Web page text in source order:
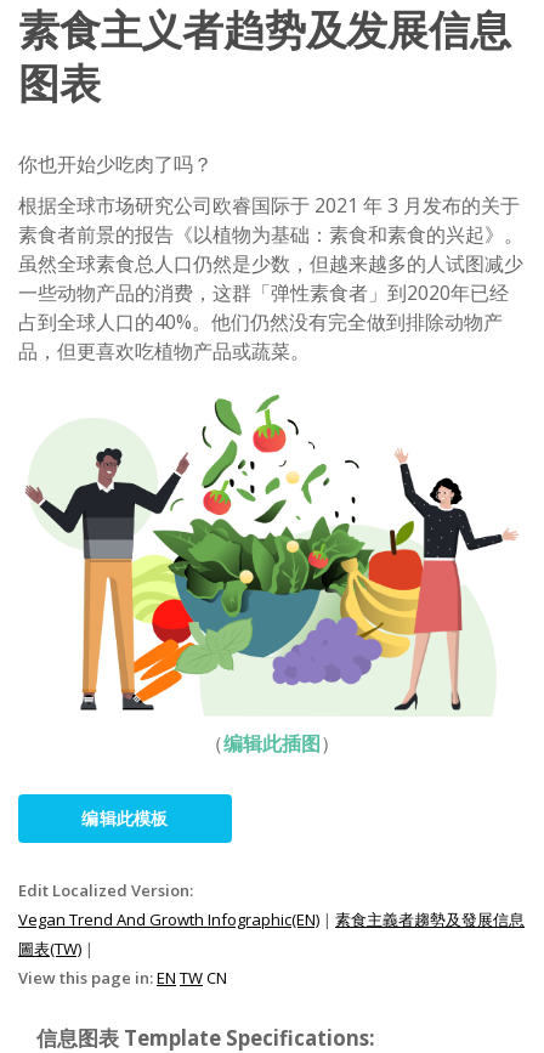
素食主义者趋势及发展信息
图表
你也开始少吃肉了吗？
根据全球市场研究公司欧睿国际于 2021 年 3 月发布的关于
素食者前景的报告《以植物为基础：素食和素食的兴起》。
虽然全球素食总人口仍然是少数，但越来越多的人试图减少
一些动物产品的消费，这群「弹性素食者」到2020年已经
占到全球人口的40%。他们仍然没有完全做到排除动物产
品，但更喜欢吃植物产品或蔬菜。
（编辑此插图）
编辑此模板
Edit Localized Version:
Vegan Trend And Growth Infographic(EN) | 素食主義者趨勢及發展信息
圖表(TW) |
View this page in:EN TWCN
信息图表 Template Specifications: